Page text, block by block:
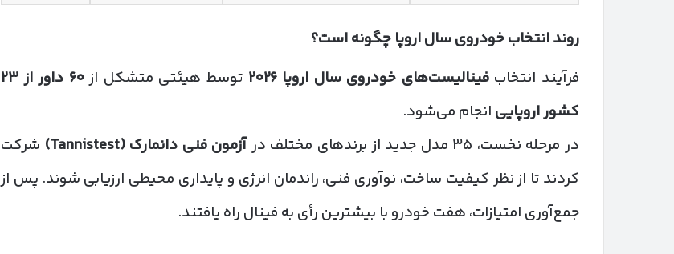
روند انتخاب خودروی سال اروپا چگونه است؟
فرآیند انتخابفینالیست‌های خودروی سال اروپا۲۰۲۶ توسط هیئتی متشکل از۶۰ داور از ۲۳
کشور اروپایی انجام می‌شود.
در مرحله نخست، ۳۵ مدل جدید از برندهای مختلف در
آزمون فنی دانمارک (Tannistest)
شرکت
کردند تا از نظر کیفیت ساخت، نوآوری فنی، راندمان انرژی و پایداری محیطی ارزیابی شوند. پس از
جمع‌آوری امتیازات، هفت خودرو با بیشترین رأی به فینال راه یافتند.